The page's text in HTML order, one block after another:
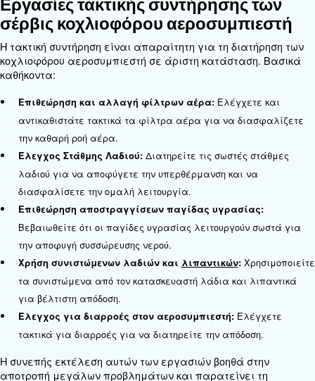
Κινητήρας:Τροφοδοτεί τους ρότορες.
Δοχείο λαδιού:Κυκλοφορεί το λάδι για την
υπερθέρμανσης.
Ανεμιστήρας:
Φίλτρα: Διατηρείτε το λάδι και τον αέρα καθαρά.
Ενσωματωμένος ξηραντής: Απομακρύνει την
πεπιεσμένο αέρα.
Η κατανόηση αυτών των εξαρτημάτων βοηθά
των αναγκών συντήρησης και στη διασφάλιση της
αποτελεσματικής λειτουργίας του
Εργασίες τακτικής
σέρβις κοχλιοφόρου
Η τακτική συντήρηση είναι απαραίτητη για τη
κοχλιοφόρου αεροσυμπιεστή σε άριστη